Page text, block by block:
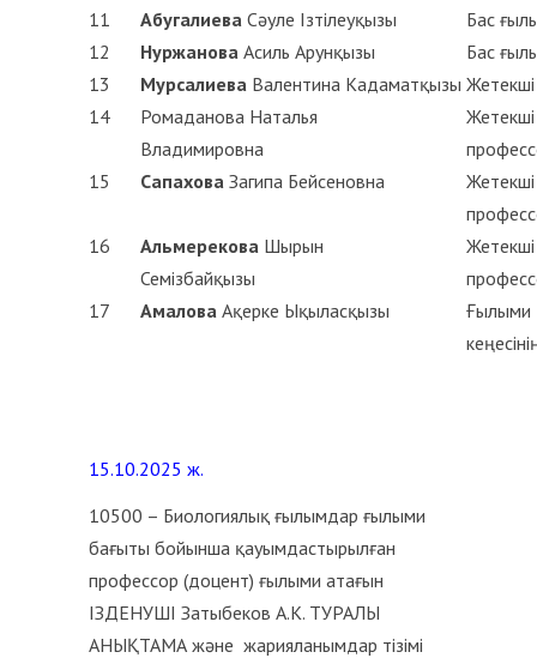
11
Абугалиева Сәуле Ізтілеуқызы
Бас
12
Нуржанова Асиль Арунқызы
Бас
13
Мурсалиева Валентина Кадаматқызы
14
Ромаданова Наталья
Владимировна
15
Сапахова Загипа Бейсеновна
16
Альмерекова Шырын
Семізбайқызы
17
Амалова Ақерке Ықыласқызы
Ғылыми
15.10.2025 ж.
10500 – Биологиялық ғылымдар ғылыми
бағыты бойынша қауымдастырылған
профессор (доцент) ғылыми атағын
ІЗДЕНУШІ Затыбеков А.К. ТУРАЛЫ
АНЫҚТАМА және жарияланымдар тізімі